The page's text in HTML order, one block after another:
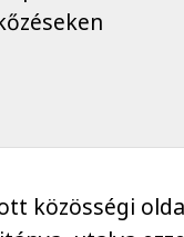
közösségi